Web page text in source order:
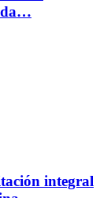
integral